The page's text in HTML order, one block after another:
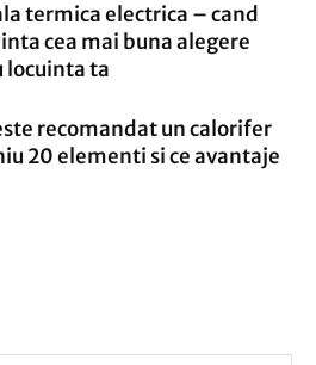
termica electrica – cand
cea mai buna alegere
locuinta ta
recomandat un calorifer
20 elementi si ce avantaje